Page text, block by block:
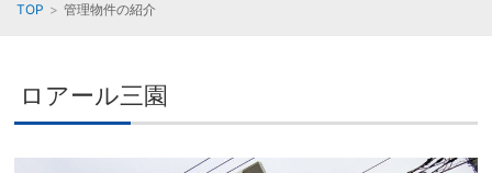
TOP 管理物件の紹介
ロアール三園